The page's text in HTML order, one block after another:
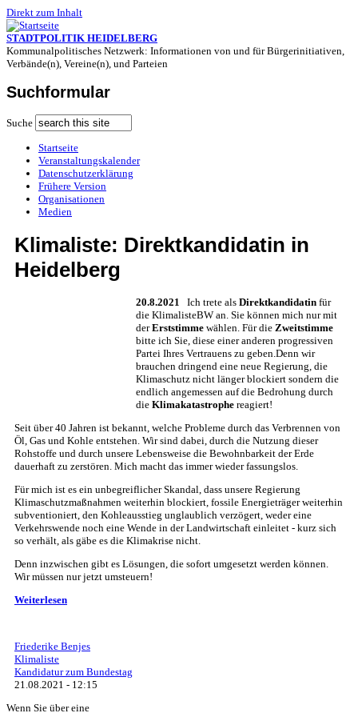
Direkt zum Inhalt
STADTPOLITIK HEIDELBERG
Kommunalpolitisches Netzwerk: Informationen von und für Bürgerinitiativen,
Verbände(n), Vereine(n), und Parteien
Suchformular
Suche
Startseite
Veranstaltungskalender
Datenschutzerklärung
Frühere Version
Organisationen
Medien
Klimaliste: Direktkandidatin in
Heidelberg
20.8.2021 Ich trete als Direktkandidatin für
die KlimalisteBW an. Sie können mich nur mit
derErststimme wählen. Für die Zweitstimme
bitte ich Sie, diese einer anderen progressiven
Partei Ihres Vertrauens zu geben.Denn wir
brauchen dringend eine neue Regierung, die
Klimaschutz nicht länger blockiert sondern die
endlich angemessen auf die Bedrohung durch
die Klimakatastrophe reagiert!
Seit über 40 Jahren ist bekannt, welche Probleme durch das Verbrennen von
Öl, Gas und Kohle entstehen. Wir sind dabei, durch die Nutzung dieser
Rohstoffe und durch unsere Lebensweise die Bewohnbarkeit der Erde
dauerhaft zu zerstören. Mich macht das immer wieder fassungslos.
Für mich ist es ein unbegreiflicher Skandal, dass unsere Regierung
Klimaschutzmaßnahmen weiterhin blockiert, fossile Energieträger weiterhin
subventioniert, den Kohleausstieg unglaublich verzögert, weder eine
Verkehrswende noch eine Wende in der Landwirtschaft einleitet - kurz sich
so verhält, als gäbe es die Klimakrise nicht.
Denn inzwischen gibt es Lösungen, die sofort umgesetzt werden können.
Wir müssen nur jetzt umsteuern!
Weiterlesen
Friederike Benjes
Klimaliste
Kandidatur zum Bundestag
21.08.2021 - 12:15
Wenn Sie über eine